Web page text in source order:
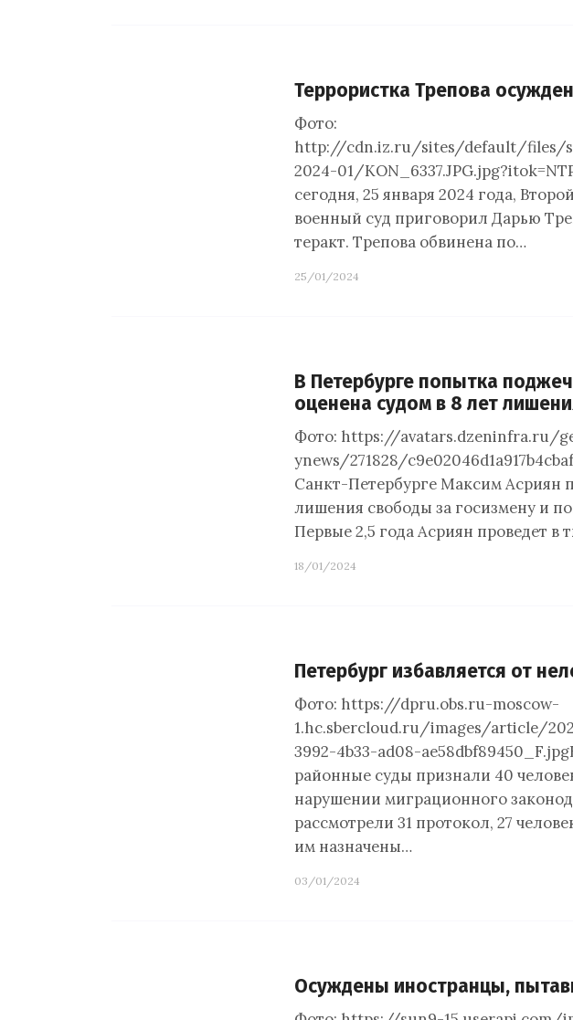
Террористка Трепова
Фото:
http://cdn.iz.ru/sites/default/files/
2024-01/
сегодня, 25 января 2024 года,
военный суд приговорил Дарью
теракт. Трепова обвинена по…
25/01/2024
В Петербурге попытка
оценена судом в 8 лет
Фото: https://avatars.dzeninfra.ru/
ynews/271828/
Санкт-Петербурге Максим Асриян
лишения свободы за госизмену и
Первые 2,5 года Асриян проведет в
18/01/2024
Петербург избавляется от
Фото: https://dpru.obs.ru-moscow-
1.hc.sbercloud.ru/images/article/
3992-4b33-ad08-
районные суды признали 40
нарушении миграционного
рассмотрели 31 протокол, 27
им назначены…
03/01/2024
Осуждены иностранцы,